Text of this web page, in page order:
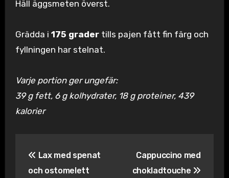
Häll äggsmeten överst.
Grädda i 175 gradertills pajen fått fin färg och
fyllningen har stelnat.
Varje portion ger ungefär:
39 g fett, 6 g kolhydrater, 18 g proteiner, 439
kalorier
Lax med spenat
och ostomelett
Cappuccino med
chokladtouche